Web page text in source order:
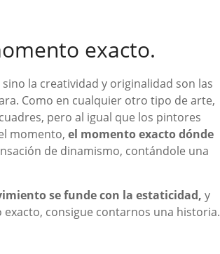
exacto.
sino la creatividad y originalidad son las
Como en cualquier otro tipo de arte,
pero al igual que los pintores
momento, el momento exacto dónde
de dinamismo, contándole una
se funde con la estaticidad, y
consigue contarnos una historia.